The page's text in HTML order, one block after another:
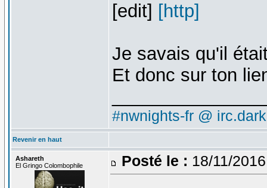
[edit] [http]
Je savais qu'il
Et donc sur ton
#nwnights-fr @
Revenir en haut
Ashareth
El Gringo Colombophile
Posté le : 18/11/